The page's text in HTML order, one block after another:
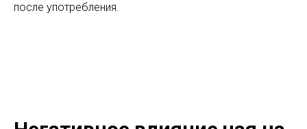
после употребления.